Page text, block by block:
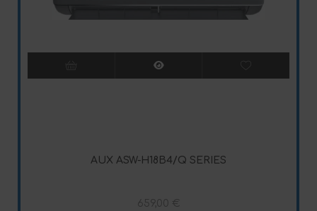
AUX ASW-H18B4/Q SERIES
659,00 €